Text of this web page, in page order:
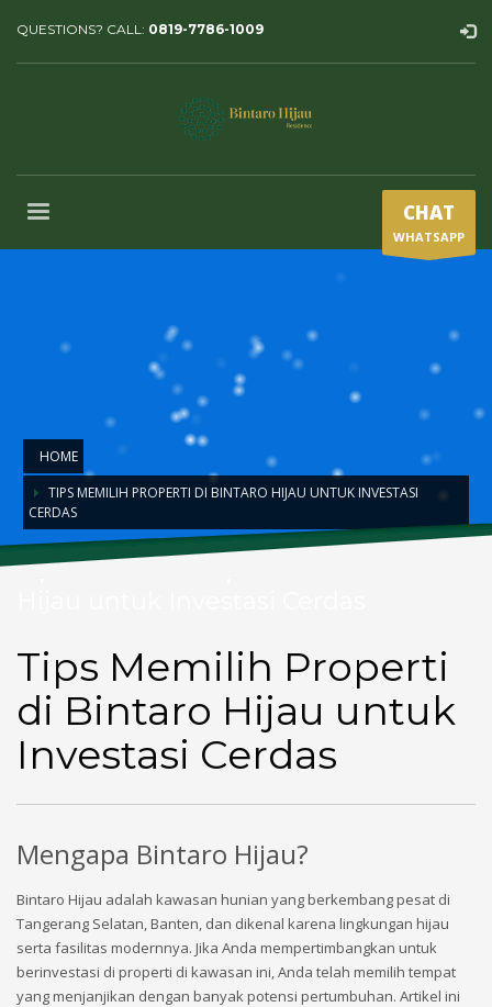
QUESTIONS? CALL: 0819-7786-1009
CHAT
WHATSAPP
HOME
TIPS MEMILIH PROPERTI DI BINTARO HIJAU UNTUK INVESTASI
CERDAS
Tips Memilih Properti di Bintaro
Tips Memilih Properti
di Bintaro Hijau untuk
Investasi Cerdas
Mengapa Bintaro Hijau?
Bintaro Hijau adalah kawasan hunian yang berkembang pesat di
Tangerang Selatan, Banten, dan dikenal karena lingkungan hijau
serta fasilitas modernnya. Jika Anda mempertimbangkan untuk
berinvestasi di properti di kawasan ini, Anda telah memilih tempat
yang menjanjikan dengan banyak potensi pertumbuhan. Artikel ini